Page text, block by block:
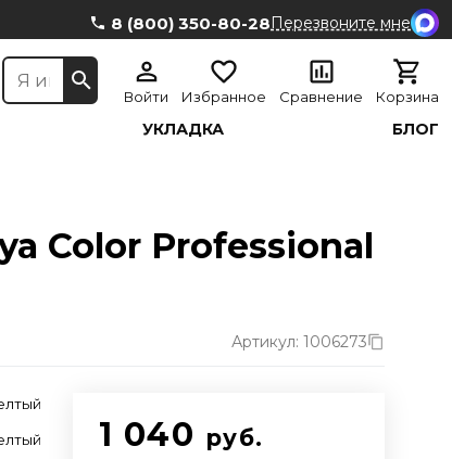
8 (800) 350-80-28Перезвоните мне
Войти Избранное Сравнение Корзина
УКЛАДКА БЛОГ
Color Professional
Артикул: 1006273
1 040 руб.